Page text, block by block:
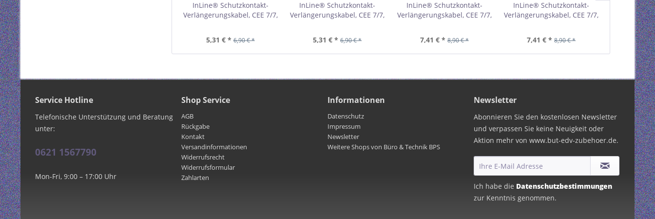
InLine® Schutzkontakt-
Verlängerungskabel, CEE 7/7,
5,31 € * 6,90 € *
InLine® Schutzkontakt-
Verlängerungskabel, CEE 7/7,
5,31 € * 6,90 € *
InLine® Schutzkontakt-
Verlängerungskabel, CEE 7/7,
7,41 € * 8,90 € *
InLine® Schutzkontakt-
Verlängerungskabel, CEE 7/7,
7,41 € * 8,90 € *
InLine®
H05VV-
11,92
Service Hotline
Telefonische Unterstützung und Beratung
unter:
0621 1567790
Mon-Fri, 9:00 – 17:00 Uhr
Shop Service
AGB
Rückgabe
Kontakt
Versandinformationen
Widerrufsrecht
Widerrufsformular
Zahlarten
Informationen
Datenschutz
Impressum
Newsletter
Weitere Shops von Büro & Technik BPS
Newsletter
Abonnieren Sie den kostenlosen Newsletter
und verpassen Sie keine Neuigkeit oder
Aktion mehr von www.but-edv-zubehoer.de.
Ich habe die Datenschutzbestimmungen
zur Kenntnis genommen.